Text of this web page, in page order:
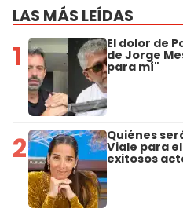
LAS MÁS LEÍDAS
1 El dolor de
de Jorge
para mí"
2 Quiénes
Viale para
exitosos